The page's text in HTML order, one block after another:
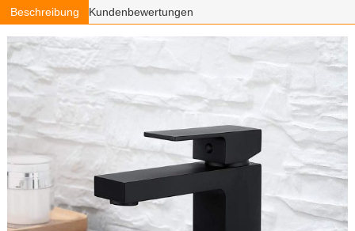
Beschreibung Kundenbewertungen